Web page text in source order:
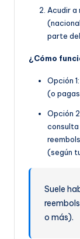
Acudir a
parte
¿Cómo
Opción
(o
Opción
(según
Suele
o más).